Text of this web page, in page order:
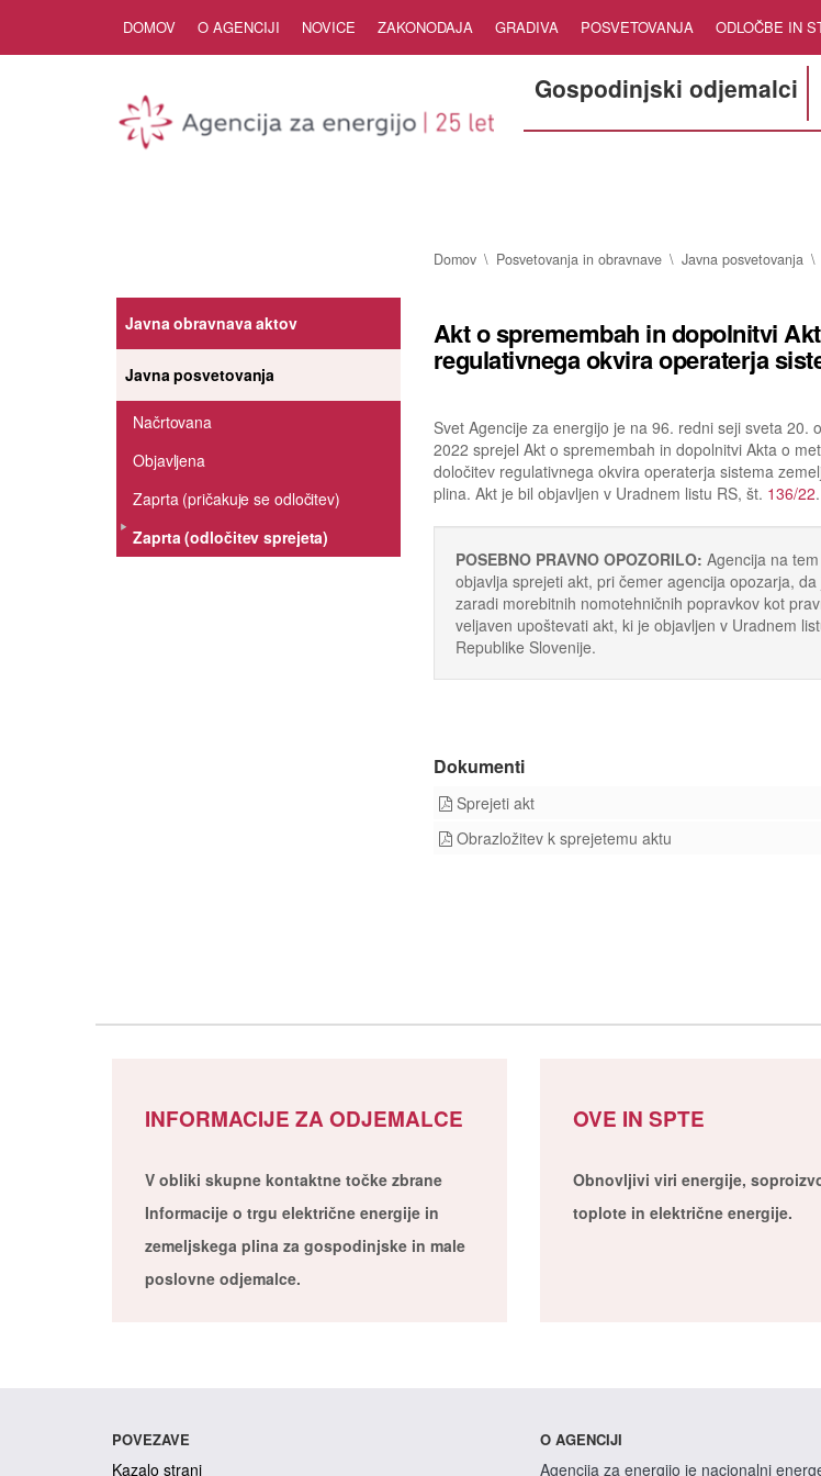
DOMOV O AGENCIJI NOVICE ZAKONODAJA GRADIVA POSVETOVANJA ODLOČBE IN
Gospodinjski odjemalci
Domov Posvetovanja in obravnave Javna posvetovanja
Javna obravnava aktov
Javna posvetovanja
Načrtovana
Objavljena
Zaprta (pričakuje se odločitev)
Zaprta (odločitev sprejeta)
Akt o spremembah in dopolnitvi
regulativnega okvira operaterja
Svet Agencije za energijo je na 96. redni seji sveta 20.
2022 sprejel Akt o spremembah in dopolnitvi Akta o
določitev regulativnega okvira operaterja sistema
plina. Akt je bil objavljen v Uradnem listu RS, št. 136/22.
POSEBNO PRAVNO OPOZORILO: Agencija na
objavlja sprejeti akt, pri čemer agencija opozarja, da
zaradi morebitnih nomotehničnih popravkov kot
veljaven upoštevati akt, ki je objavljen v Uradnem
Republike Slovenije.
Dokumenti
Sprejeti akt
Obrazložitev k sprejetemu aktu
INFORMACIJE ZA ODJEMALCE
V obliki skupne kontaktne točke zbrane
Informacije o trgu električne energije in
zemeljskega plina za gospodinjske in male
poslovne odjemalce.
OVE IN SPTE
Obnovljivi viri energije,
toplote in električne energije.
POVEZAVE
Kazalo strani
O AGENCIJI
Agencija za energijo je nacionalni